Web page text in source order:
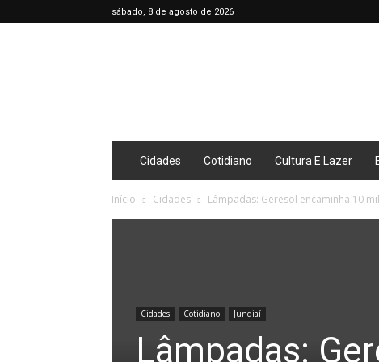
sábado, 8 de agosto de 2026
Cidades Cotidiano Cultura E Lazer
Início Cidades Lâmpadas: Geresol encaminha 10
Cidades Cotidiano Jundiaí
Lâmpadas: